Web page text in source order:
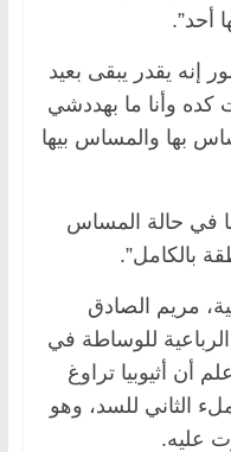
أحد”.
يقدر يبقى بعيد
كده وأنا ما بهددشي
بها والمساس بيها
في حالة المساس
بالكامل”.
مريم الصادق
الرباعية للوساطة في
أن أثيوبيا تراوغ
الثاني للسد، وهو
عليه.